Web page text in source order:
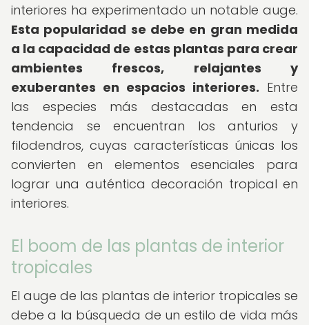
interiores ha experimentado un notable auge.
Esta popularidad se debe en gran medida
a la capacidad de estas plantas para crear
ambientes frescos, relajantes y
exuberantes en espacios interiores. Entre
las especies más destacadas en esta
tendencia se encuentran los anturios y
filodendros, cuyas características únicas los
convierten en elementos esenciales para
lograr una auténtica decoración tropical en
interiores.
El boom de las plantas de interior
tropicales
El auge de las plantas de interior tropicales se
debe a la búsqueda de un estilo de vida más